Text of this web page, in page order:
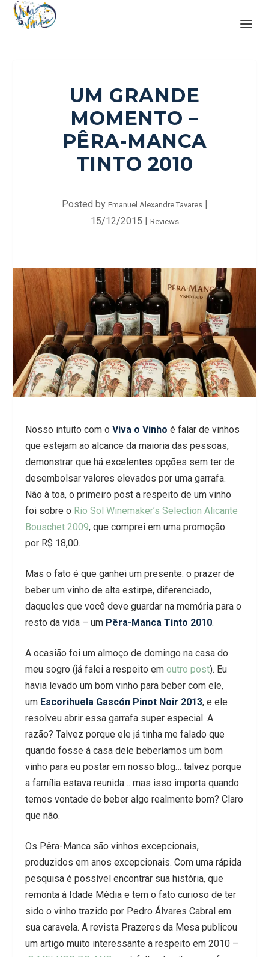
UM GRANDE
MOMENTO –
PÊRA-MANCA
TINTO 2010
Posted by Emanuel Alexandre Tavares|
15/12/2015 | Reviews
Nosso intuito com oViva o Vinho é falar de vinhos
que estejam ao alcance da maioria das pessoas,
demonstrar que há excelentes opções sem ter de
desembolsar valores elevados por uma garrafa.
Não à toa, o primeiro post a respeito de um vinho
foi sobre o Rio Sol Winemaker’s Selection Alicante
Bouschet 2009, que comprei em uma promoção
por R$ 18,00.
Mas o fato é que ganhei um presente: o prazer de
beber um vinho de alta estirpe, diferenciado,
daqueles que você deve guardar na memória para o
resto da vida – um Pêra-Manca Tinto 2010.
A ocasião foi um almoço de domingo na casa do
meu sogro (já falei a respeito emoutro post). Eu
havia levado um bom vinho para beber com ele,
um Escorihuela Gascón Pinot Noir 2013, e ele
resolveu abrir essa garrafa super especial. A
razão? Talvez porque ele já tinha me falado que
quando fosse à casa dele beberíamos um bom
vinho para eu postar em nosso blog… talvez porque
a família estava reunida… mas isso importa quando
temos vontade de beber algo realmente bom? Claro
que não.
Os Pêra-Manca são vinhos excepcionais,
produzidos em anos excepcionais. Com uma rápida
pesquisa é possível encontrar sua história, que
remonta à Idade Média e tem o fato curioso de ter
sido o vinho trazido por Pedro Álvares Cabral em
sua caravela. A revista Prazeres da Mesa publicou
um artigo muito interessante a respeito em 2010 –